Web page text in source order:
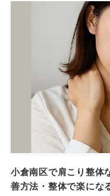
小倉南区で肩こり整体
善方法・整体で楽にな